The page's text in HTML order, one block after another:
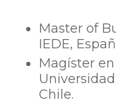
Master of
IEDE,
Magíster
Chile.